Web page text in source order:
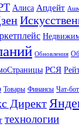
Алиса Апдейт
Обновления
РСЯ
Товары Финансы Чат-
Директ
технологии